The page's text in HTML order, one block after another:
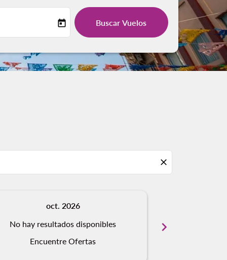
today Buscar Vuelos
close
oct. 2026
No hay resultados disponibles
Encuentre Ofertas
chevron_right